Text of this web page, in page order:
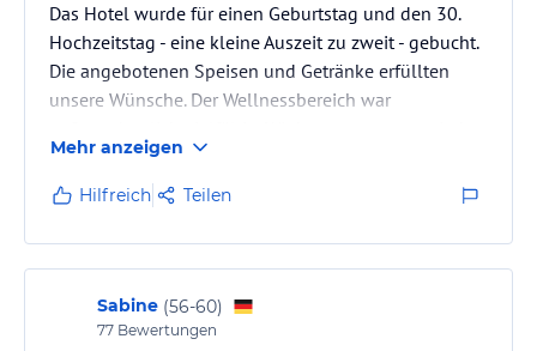
Das Hotel wurde für einen Geburtstag und den 30.
Hochzeitstag - eine kleine Auszeit zu zweit - gebucht.
Die angebotenen Speisen und Getränke erfüllten
unsere Wünsche. Der Wellnessbereich war
Mehr anzeigen
Hilfreich Teilen
Sabine (56-60)
77 Bewertungen